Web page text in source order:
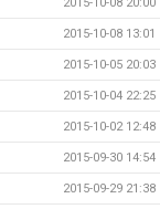
2015-10-08 13:01
2015-10-05 20:03
2015-10-04 22:25
2015-10-02 12:48
2015-09-30 14:54
2015-09-29 21:38